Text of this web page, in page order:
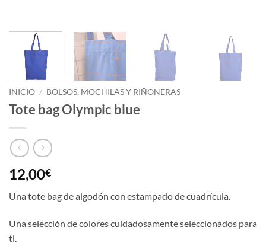
INICIO / BOLSOS, MOCHILAS Y RIÑONERAS
Tote bag Olympic blue
12,00€
Una tote bag de algodón con estampado de cuadrícula.
Una selección de colores cuidadosamente seleccionados para
ti.